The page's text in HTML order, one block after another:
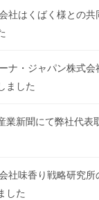
社はくばく様との
ナ・ジャパン株式
ました
業新聞にて弊社代表
社味香り戦略研究
した